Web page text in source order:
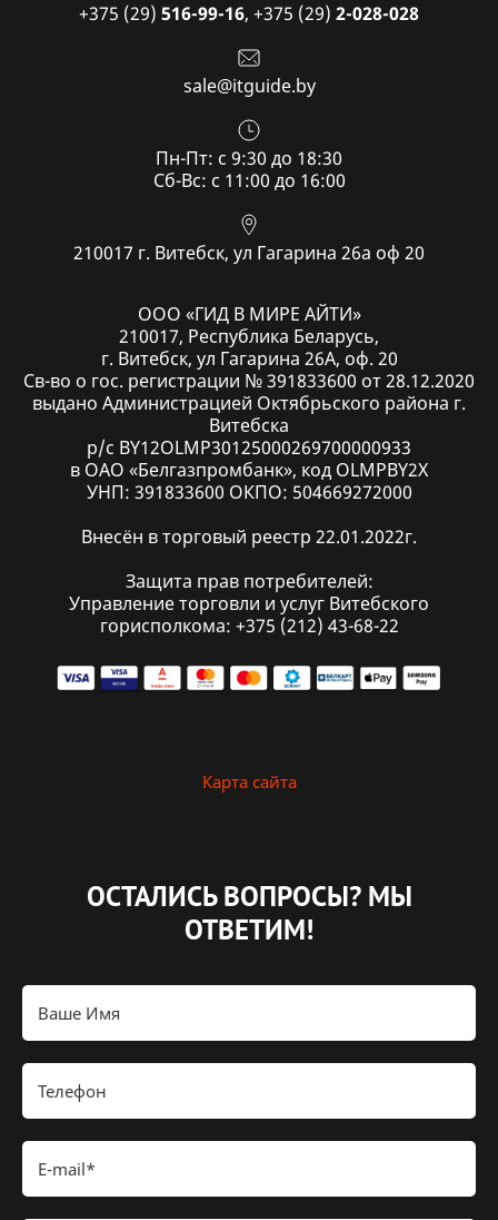
+375 (29) 516-99-16, +375 (29) 2-028-028
sale@itguide.by
Пн-Пт: с 9:30 до 18:30
Cб-Вс: с 11:00 до 16:00
210017 г. Витебск, ул Гагарина 26а оф 20
ООО «ГИД В МИРЕ АЙТИ»
210017, Республика Беларусь,
г. Витебск, ул Гагарина 26А, оф. 20
Св-во о гос. регистрации № 391833600 от 28.12.2020
выдано Администрацией Октябрьского района г.
Витебска
р/с BY12OLMP30125000269700000933
в ОАО «Белгазпромбанк», код OLMPBY2X
УНП: 391833600 ОКПО: 504669272000
Внесён в торговый реестр 22.01.2022г.
Защита прав потребителей:
Управление торговли и услуг Витебского
горисполкома: +375 (212) 43-68-22
Карта сайта
ОСТАЛИСЬ ВОПРОСЫ?МЫ
ОТВЕТИМ!